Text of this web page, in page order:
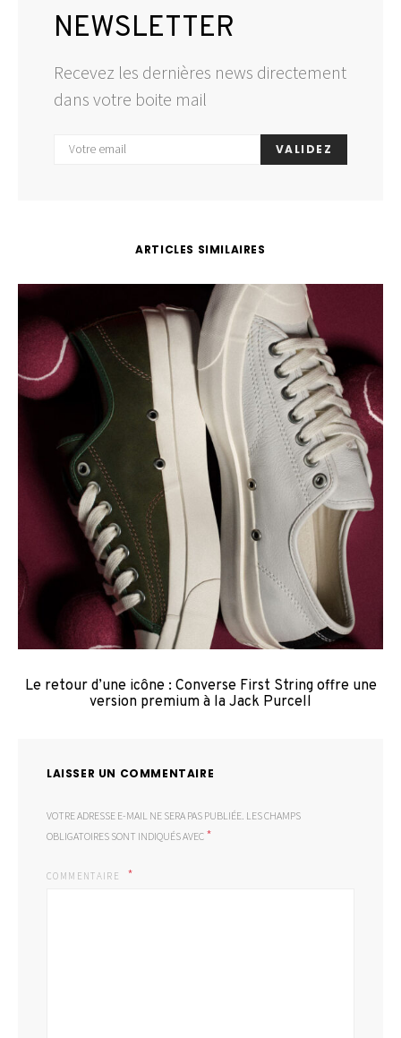
NEWSLETTER
Recevez les dernières news directement
dans votre boite mail
VALIDEZ
ARTICLES SIMILAIRES
Le retour d’une icône : Converse First String offre une
version premium à la Jack Purcell
LAISSER UN COMMENTAIRE
VOTRE ADRESSE E-MAIL NE SERA PAS PUBLIÉE. LES CHAMPS
OBLIGATOIRES SONT INDIQUÉS AVEC *
COMMENTAIRE